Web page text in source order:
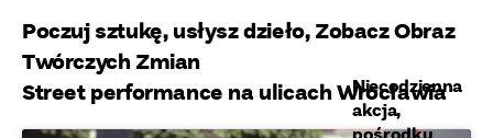
Poczuj sztukę, usłysz dzieło, Zobacz Obraz
Twórczych Zmian
Street performance na ulicach Wrocławia
Niecodzienna
akcja,